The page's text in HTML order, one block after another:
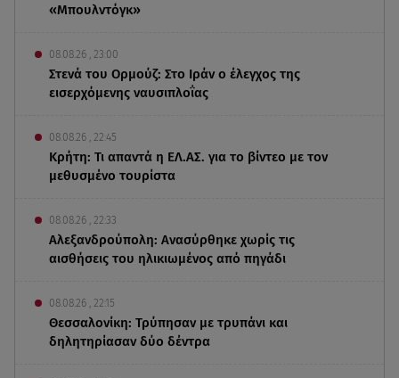
«Μπουλντόγκ»
08.08.26 , 23:00
Στενά του Ορμούζ: Στο Ιράν ο έλεγχος της
εισερχόμενης ναυσιπλοΐας
08.08.26 , 22:45
Κρήτη: Τι απαντά η ΕΛ.ΑΣ. για το βίντεο με τον
μεθυσμένο τουρίστα
08.08.26 , 22:33
Αλεξανδρούπολη: Ανασύρθηκε χωρίς τις
αισθήσεις του ηλικιωμένος από πηγάδι
08.08.26 , 22:15
Θεσσαλονίκη: Τρύπησαν με τρυπάνι και
δηλητηρίασαν δύο δέντρα